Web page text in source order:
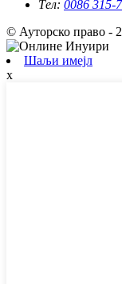
Тел: 0086 315-
© Ауторско право -
Шаљи имејл
x